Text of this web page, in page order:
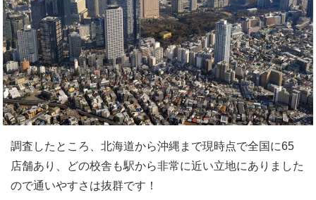
調査したところ、北海道から沖縄まで現時点で全国に65
店舗あり、どの校舎も駅から非常に近い立地にありました
ので通いやすさは抜群です！